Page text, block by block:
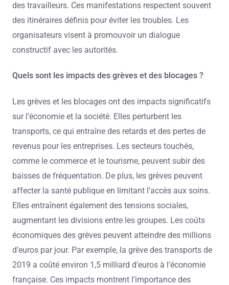
des travailleurs. Ces manifestations respectent souvent
des itinéraires définis pour éviter les troubles. Les
organisateurs visent à promouvoir un dialogue
constructif avec les autorités.
Quels sont les impacts des grèves et des blocages ?
Les grèves et les blocages ont des impacts significatifs
sur l’économie et la société. Elles perturbent les
transports, ce qui entraîne des retards et des pertes de
revenus pour les entreprises. Les secteurs touchés,
comme le commerce et le tourisme, peuvent subir des
baisses de fréquentation. De plus, les grèves peuvent
affecter la santé publique en limitant l’accès aux soins.
Elles entraînent également des tensions sociales,
augmentant les divisions entre les groupes. Les coûts
économiques des grèves peuvent atteindre des millions
d’euros par jour. Par exemple, la grève des transports de
2019 a coûté environ 1,5 milliard d’euros à l’économie
française. Ces impacts montrent l’importance des